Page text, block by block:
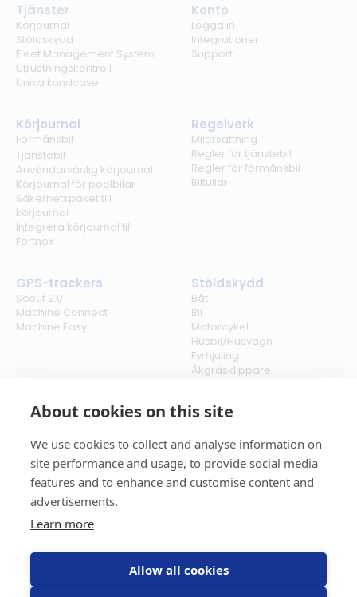
About cookies on this site
We use cookies to collect and analyse information on
site performance and usage, to provide social media
features and to enhance and customise content and
advertisements.
Learn more
Allow all cookies
Tjänster
Körjournal
Stöldskydd
Fleet Management System
Utrustningskontroll
Unika kundcase
Konto
Logga in
Integrationer
Support
Körjournal
Förmånsbil
Tjänstebil
Användarvänlig körjournal
Körjournal för poolbilar
Säkerhetspaket till
körjournal
Integrera körjournal till
Fortnox
Regelverk
Milersättning
Regler för tjänstebil
Regler för förmånsbil
Biltullar
GPS-trackers
Scout 2.0
Machine Connect
Machine Easy
Stöldskydd
Båt
Bil
Motorcykel
Husbil/Husvagn
Fyrhjuling
Åkgräsklippare
Snöskoter
Om oss
Våra kunder
Nyheter
Karriär
Policies
Allmänna villkor
Integritetspolicy
Cookies